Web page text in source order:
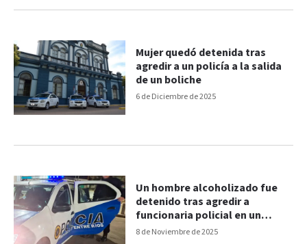
6 de Diciembre de 2025
Mujer quedó detenida tras
agredir a un policía a la salida
de un boliche
8 de Noviembre de 2025
Un hombre alcoholizado fue
detenido tras agredir a
funcionaria policial en un
boliche